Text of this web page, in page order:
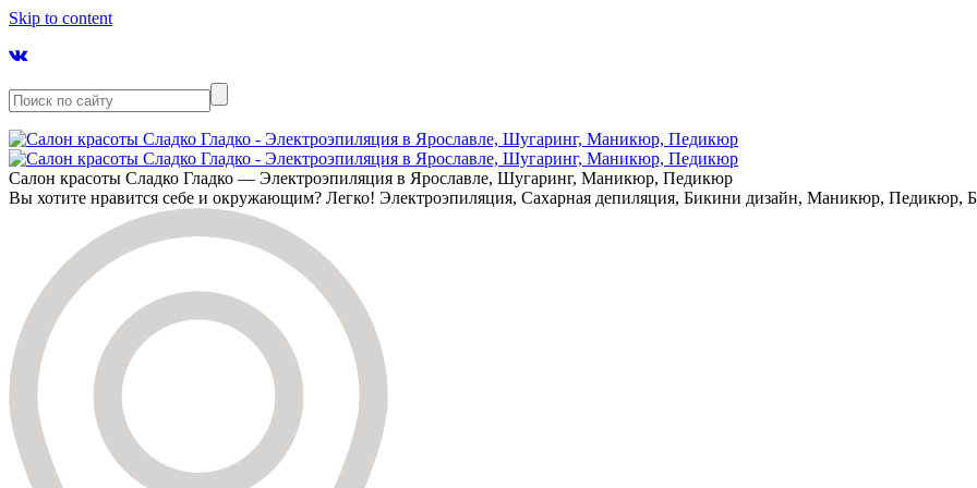
Skip to content
Салон красоты Сладко Гладко — Электроэпиляция в Ярославле, Шугаринг, Маникюр, Педикюр
Вы хотите нравится себе и окружающим? Легко! Электроэпиляция, Сахарная депиляция, Бикини дизайн, Маникюр, Педикюр,